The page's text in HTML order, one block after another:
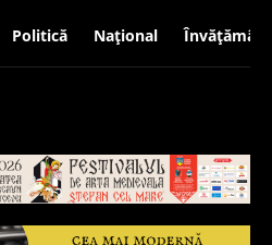
Politică Național Învățământ